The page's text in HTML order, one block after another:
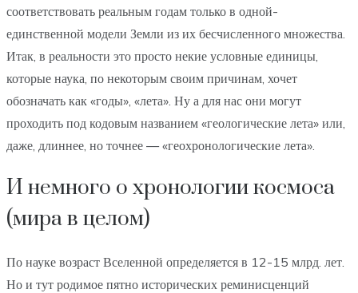
соответствовать реальным годам только в одной-
единственной модели Земли из их бесчисленного множества.
Итак, в реальности это просто некие условные единицы,
которые наука, по некоторым своим причинам, хочет
обозначать как «годы», «лета». Ну а для нас они могут
проходить под кодовым названием «геологические лета» или,
даже, длиннее, но точнее — «геохронологические лета».
И немного о хронологии космоса
(мира в целом)
По науке возраст Вселенной определяется в 12-15 млрд. лет.
Но и тут родимое пятно исторических реминисценций